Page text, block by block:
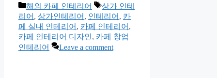
Categories
해외 카페 인테리어 Tags
상가 인테
리어 , 상가인테리어 , 인테리어 , 카
페 실내 인테리어 , 카페 인테리어 ,
카페 인테리어 디자인, 카페 창업
인테리어
Leave a comment